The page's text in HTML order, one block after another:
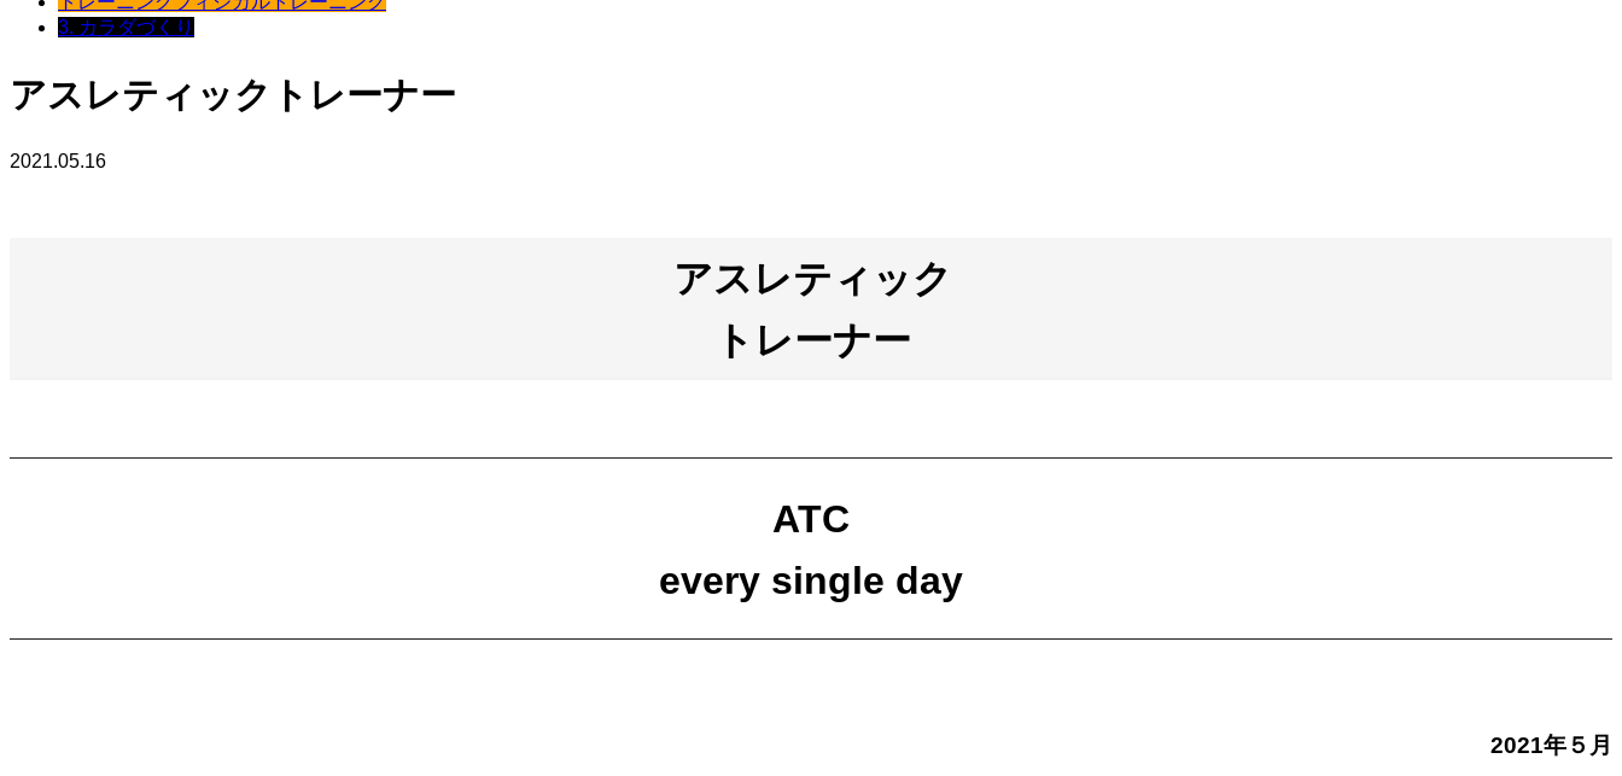
3. カラダづくり
アスレティックトレーナー
2021.05.16
アスレティック
トレーナー
ATC
every single day
2021年５月